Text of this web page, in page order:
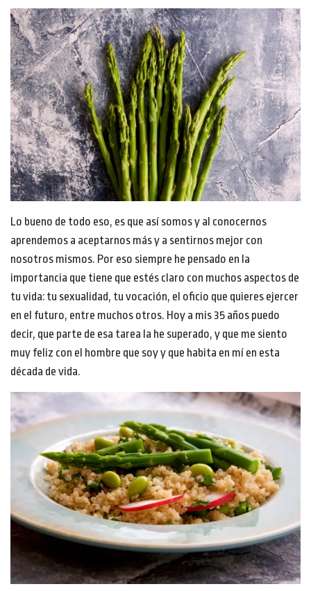
Lo bueno de todo eso, es que así somos y al conocernos
aprendemos a aceptarnos más y a sentirnos mejor con
nosotros mismos. Por eso siempre he pensado en la
importancia que tiene que estés claro con muchos aspectos de
tu vida: tu sexualidad, tu vocación, el oficio que quieres ejercer
en el futuro, entre muchos otros. Hoy a mis 35 años puedo
decir, que parte de esa tarea la he superado, y que me siento
muy feliz con el hombre que soy y que habita en mí en esta
década de vida.